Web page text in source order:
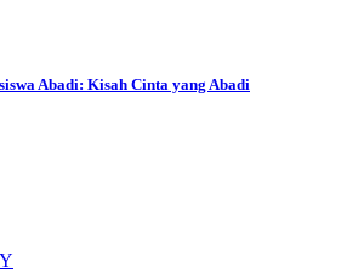
Abadi: Kisah Cinta yang Abadi